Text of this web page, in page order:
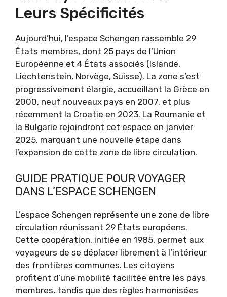
Leurs Spécificités
Aujourd’hui, l’espace Schengen rassemble 29
États membres, dont 25 pays de l’Union
Européenne et 4 États associés (Islande,
Liechtenstein, Norvège, Suisse). La zone s’est
progressivement élargie, accueillant la Grèce en
2000, neuf nouveaux pays en 2007, et plus
récemment la Croatie en 2023. La Roumanie et
la Bulgarie rejoindront cet espace en janvier
2025, marquant une nouvelle étape dans
l’expansion de cette zone de libre circulation.
GUIDE PRATIQUE POUR VOYAGER
DANS L’ESPACE SCHENGEN
L’espace Schengen représente une zone de libre
circulation réunissant 29 États européens.
Cette coopération, initiée en 1985, permet aux
voyageurs de se déplacer librement à l’intérieur
des frontières communes. Les citoyens
profitent d’une mobilité facilitée entre les pays
membres, tandis que des règles harmonisées